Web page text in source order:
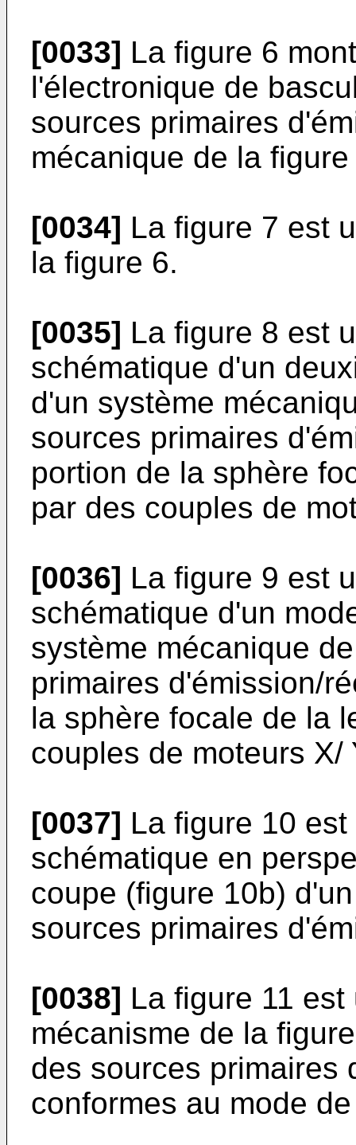
[0033] La figure 6
l'électronique de
sources primaires
mécanique de la figure
[0034] La figure 7 est
la figure 6.
[0035] La figure 8 est
schématique d'un
d'un système
sources primaires
portion de la sphère
par des couples de
[0036] La figure 9 est
schématique d'un
système mécanique
primaires d'émission/
la sphère focale de la
couples de moteurs X/
[0037] La figure 10
schématique en
coupe (figure 10b)
sources primaires
[0038] La figure 11
mécanisme de la
des sources primaires
conformes au mode